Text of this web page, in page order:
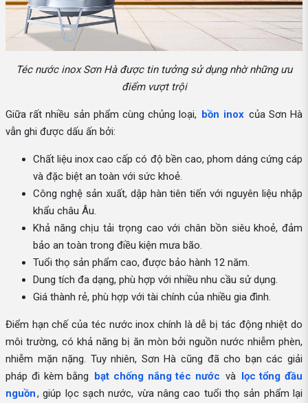
Téc nước inox Sơn Hà được tin tưởng sử dụng nhờ những ưu
điểm vượt trội
Giữa rất nhiều sản phẩm cùng chủng loại, bồn inox của Sơn Hà
vẫn ghi được dấu ấn bởi:
Chất liệu inox cao cấp có độ bền cao, phom dáng cứng cáp
và đặc biệt an toàn với sức khoẻ.
Công nghệ sản xuất, dập hàn tiên tiến với nguyên liệu nhập
khẩu châu Âu.
Khả năng chịu tải trọng cao với chân bồn siêu khoẻ, đảm
bảo an toàn trong điều kiện mưa bão.
Tuổi thọ sản phẩm cao, được bảo hành 12 năm.
Dung tích đa dạng, phù hợp với nhiều nhu cầu sử dụng.
Giá thành rẻ, phù hợp với tài chính của nhiều gia đình.
Điểm hạn chế của téc nước inox chính là dễ bị tác động nhiệt do
môi trường, có khả năng bị ăn mòn bởi nguồn nước nhiễm phèn,
nhiễm mặn nặng. Tuy nhiên, Sơn Hà cũng đã cho bạn các giải
pháp đi kèm bằng bạt chống nắng téc nước và lọc tổng đầu
nguồn, giúp lọc sạch nước, vừa nâng cao tuổi thọ sản phẩm lại